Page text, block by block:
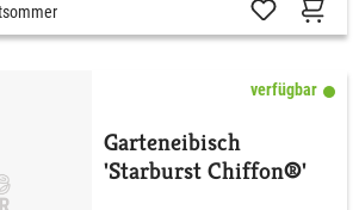
verfügbar
Garteneibisch
'Starburst Chiffon®'